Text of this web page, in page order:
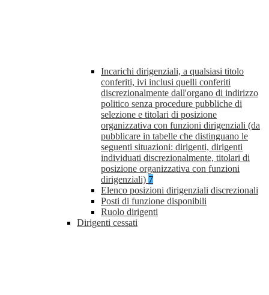
Incarichi dirigenziali, a qualsiasi titolo
conferiti, ivi inclusi quelli conferiti
discrezionalmente dall'organo di indirizzo
politico senza procedure pubbliche di
selezione e titolari di posizione
organizzativa con funzioni dirigenziali (da
pubblicare in tabelle che distinguano le
seguenti situazioni: dirigenti, dirigenti
individuati discrezionalmente, titolari di
posizione organizzativa con funzioni
dirigenziali) 7
Elenco posizioni dirigenziali discrezionali
Posti di funzione disponibili
Ruolo dirigenti
Dirigenti cessati